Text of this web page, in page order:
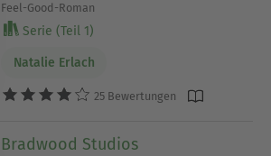
Feel-Good-Roman
Serie (Teil 1)
Natalie Erlach
25 Bewertungen
Bradwood Studios